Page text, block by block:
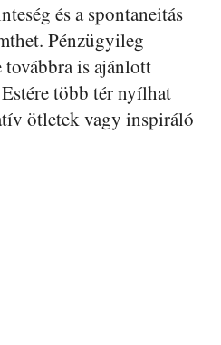
és a spontaneitás
Pénzügyileg
továbbra is ajánlott
több tér nyílhat
ötletek vagy inspiráló